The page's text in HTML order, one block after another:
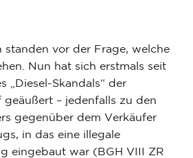
standen vor der Frage, welche
Nun hat sich erstmals seit
„Diesel-Skandals“ der
– jedenfalls zu den
gegenüber dem Verkäufer
in das eine illegale
eingebaut war (BGH VIII ZR